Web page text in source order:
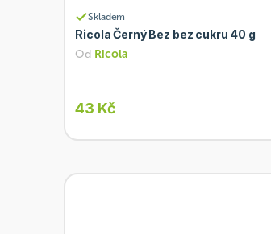
Skladem
Ricola Černý Bez bez cukru 40 g
Od Ricola
43 Kč